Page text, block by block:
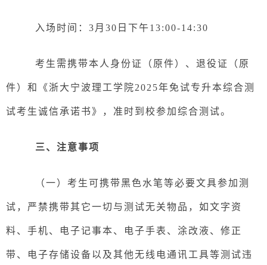
入场时间： 3月30 日下午13:00-14:30
考生需携带本人身份证（原件）、退役证（原
件）和《浙大宁波理工学院202 5年免试专升本综合测
试考生诚信承诺书》，准时到校参加综合测试。
三、 注意事项
（一） 考生可携带黑色水笔等必要文具参加测
试，严禁携带其它一切与测试无关物品，如文字资
料、手机、电子记事本、电子手表、涂改液、修正
带、电子存储设备以及其他无线电通讯工具等测试违